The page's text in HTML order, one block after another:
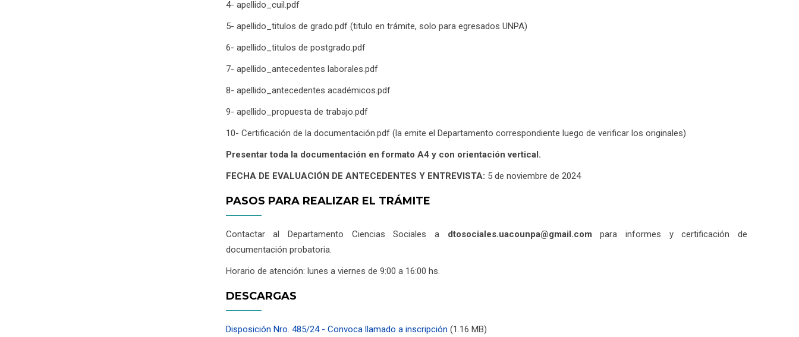
4- apellido_cuil.pdf
5- apellido_titulos de grado.pdf (titulo en trámite, solo para egresados UNPA)
6- apellido_titulos de postgrado.pdf
7- apellido_antecedentes laborales.pdf
8- apellido_antecedentes académicos.pdf
9- apellido_propuesta de trabajo.pdf
10- Certificación de la documentación.pdf (la emite el Departamento correspondiente luego de verificar los originales)
Presentar toda la documentación en formato A4 y con orientación vertical.
FECHA DE EVALUACIÓN DE ANTECEDENTES Y ENTREVISTA: 5 de noviembre de 2024
PASOS PARA REALIZAR EL TRÁMITE
Contactar al Departamento Ciencias Sociales a dtosociales.uacounpa@gmail.com para informes y certificación de
documentación probatoria.
Horario de atención: lunes a viernes de 9:00 a 16:00 hs.
DESCARGAS
Disposición Nro. 485/24 - Convoca llamado a inscripción (1.16 MB)